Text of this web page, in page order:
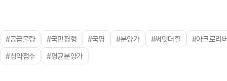
#공급물량 #국민평형 #국평 #분양가 #써밋더힐
#아크로리
#청약접수
#평균분양가